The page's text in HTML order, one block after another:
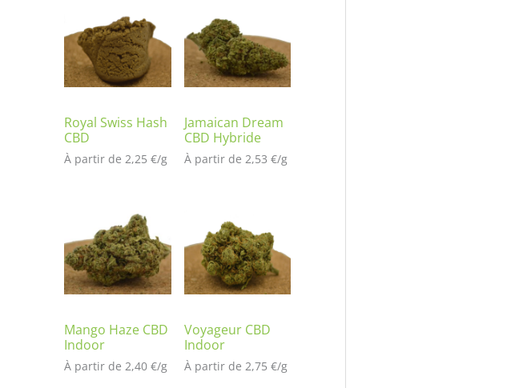
s
ur
no
io
n
cli
Royal Swiss Hash
CBD
À partir de 2,25 €/g
Jamaican Dream
CBD Hybride
À partir de 2,53 €/g
Mango Haze CBD
Indoor
À partir de 2,40 €/g
Voyageur CBD
Indoor
À partir de 2,75 €/g